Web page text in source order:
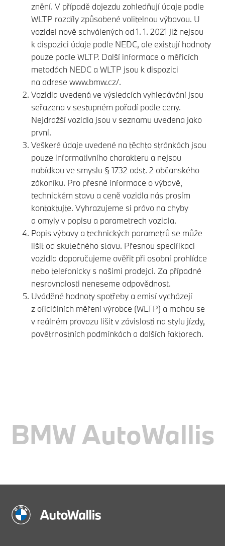
znění. V případě dojezdu zohledňují údaje podle
WLTP rozdíly způsobené volitelnou výbavou. U
vozidel nově schválených od 1. 1. 2021 již nejsou
k dispozici údaje podle NEDC, ale existují hodnoty
pouze podle WLTP. Další informace o měřicích
metodách NEDC a WLTP jsou k dispozici
na adresewww.bmw.cz/.
Vozidla uvedená ve výsledcích vyhledávání jsou
seřazena v sestupném pořadí podle ceny.
Nejdražší vozidla jsou v seznamu uvedena jako
první.
Veškeré údaje uvedené na těchto stránkách jsou
pouze informativního charakteru a nejsou
nabídkou ve smyslu § 1732 odst. 2 občanského
zákoníku. Pro přesné informace o výbavě,
technickém stavu a ceně vozidla nás prosím
kontaktujte. Vyhrazujeme si právo na chyby
a omyly v popisu a parametrech vozidla.
Popis výbavy a technických parametrů se může
lišit od skutečného stavu. Přesnou specifikaci
vozidla doporučujeme ověřit při osobní prohlídce
nebo telefonicky s našimi prodejci. Za případné
nesrovnalosti neneseme odpovědnost.
Uváděné hodnoty spotřeby a emisí vycházejí
z oficiálních měření výrobce (WLTP) a mohou se
v reálném provozu lišit v závislosti na stylu jízdy,
povětrnostních podmínkách a dalších faktorech.
BMW AutoWallis